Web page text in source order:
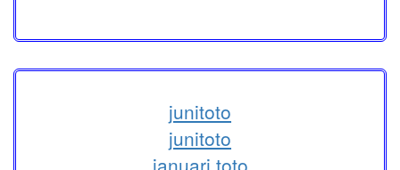
junitoto
junitoto
januari toto